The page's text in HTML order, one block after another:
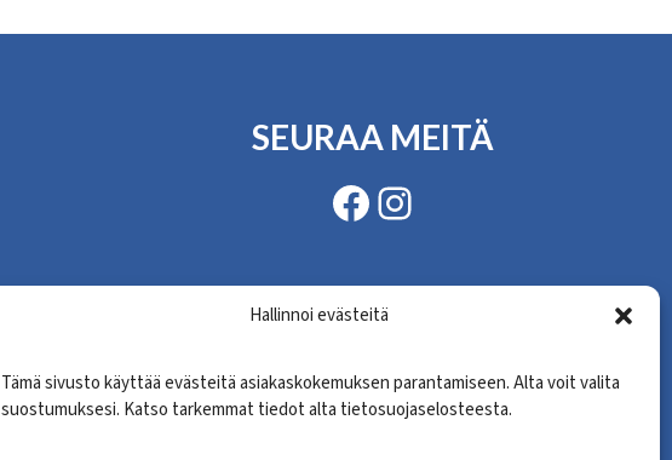
Hallinnoi evästeitä
Tämä sivusto käyttää evästeitä asiakaskokemuksen parantamiseen. Alta voit valita
suostumuksesi. Katso tarkemmat tiedot alta tietosuojaselosteesta.
SEURAA MEITÄ
Facebook
Instagram